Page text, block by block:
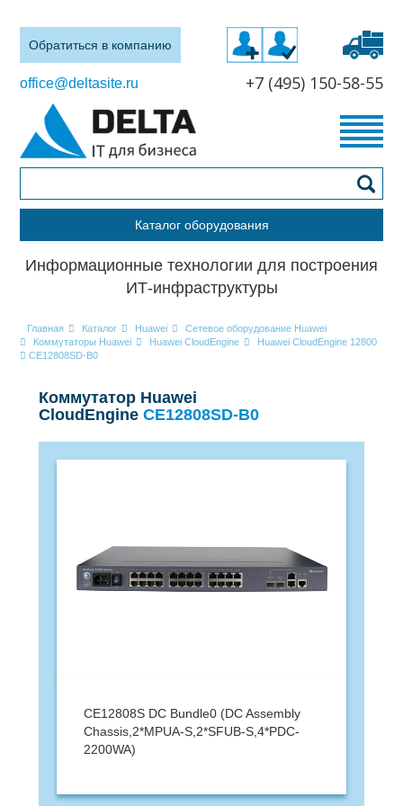
Обратиться в компанию
office@deltasite.ru +7 (495) 150-58-55
Каталог оборудования
Информационные технологии для построения
ИТ-инфраструктуры
Главная Каталог Huawei
Сетевое оборудование Huawei
Коммутаторы Huawei
Huawei CloudEngine
Huawei CloudEngine 12800
CE12808SD-B0
Коммутатор Huawei
CloudEngine CE12808SD-B0
CE12808S DC Bundle0 (DC Assembly
Chassis,2*MPUA-S,2*SFUB-S,4*PDC-
2200WA)